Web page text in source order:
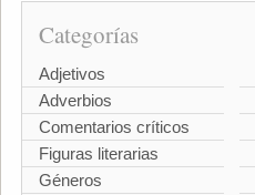
Categorías
Adjetivos
Adverbios
Comentarios críticos
Figuras literarias
Géneros